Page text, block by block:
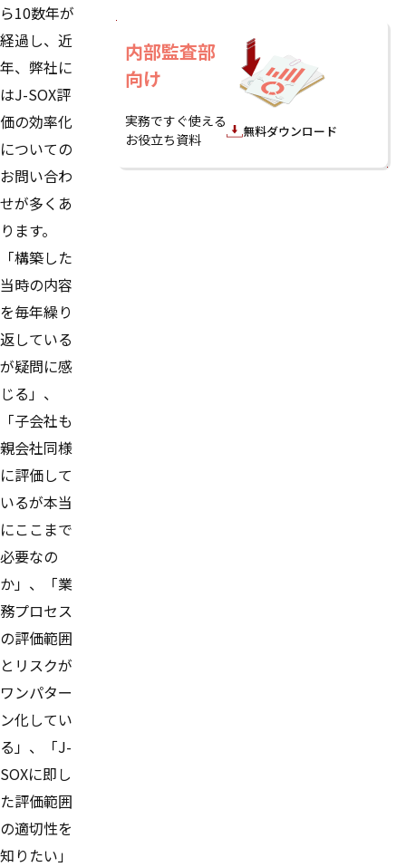
ら10数年が
経過し、近
年、弊社に
はJ-SOX評
価の効率化
についての
お問い合わ
せが多くあ
ります。
「構築した
当時の内容
を毎年繰り
返している
が疑問に感
じる」、
「子会社も
親会社同様
に評価して
いるが本当
にここまで
必要なの
か」、「業
務プロセス
の評価範囲
とリスクが
ワンパター
ン化してい
る」、「J-
SOXに即し
た評価範囲
の適切性を
知りたい」
内部監査部
向け
実務ですぐ使える
お役立ち資料
無料ダウンロード